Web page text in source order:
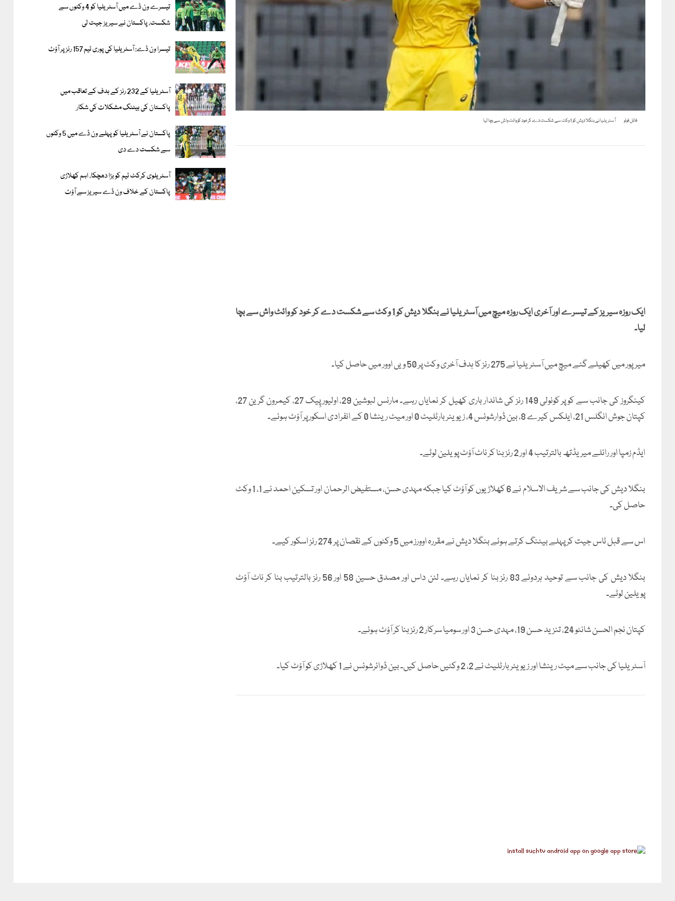
فائل فوٹو آسٹریلیا نے بنگلا دیش کو 1 وکٹ سے شکست دے کر خود کو وائٹ واش سے بچا لیا
ایک روزہ سیریز کے تیسرے اور آخری ایک روزہ میچ میں آسٹریلیا نے بنگلا دیش کو 1 وکٹ سے شکست دے کر خود کو وائٹ واش سے بچا
لیا۔
میرپور میں کھیلے گئے میچ میں آسٹریلیا نے 275 رنز کا ہدف آخری وکٹ پر 50 ویں اوور میں حاصل کیا۔
کینگروز کی جانب سے کوپر کونولی 149 رنز کی شاندار باری کھیل کر نمایاں رہے۔ مارنس لبوشین 29، اولیور پِیک 27، کیمرون گرین 27،
کپتان جوش انگلس 21، ایلکس کیرے 8، بین ڈوارشوئس 4، زیویئر بارٹلیٹ 0 اور میٹ رینشا 0 کے انفرادی اسکور پر آؤٹ ہوئے۔
ایڈم زمپا اور رائلے میریڈتھ بالترتیب 4 اور 2 رنز بنا کر ناٹ آؤٹ پویلین لوٹے۔
بنگلا دیش کی جانب سے شریف الاسلام نے 6 کھلاڑیوں کو آؤٹ کیا جبکہ مہدی حسن، مستفیض الرحمان اور تسکین احمد نے 1، 1 وکٹ
حاصل کی۔
اس سے قبل ٹاس جیت کر پہلے بیٹنگ کرتے ہوئے بنگلا دیش نے مقررہ اوورز میں 5 وکٹوں کے نقصان پر 274 رنز اسکور کیے۔
بنگلا دیش کی جانب سے توحید ہردوئے 83 رنز بنا کر نمایاں رہے۔ لٹن داس اور مصدق حسین 58 اور 56 رنز بالترتیب بنا کر ناٹ آؤٹ
پویلین لوٹے۔
کپتان نجم الحسن شانٹو 24، تنزید حسن 19، مہدی حسن 3 اور سومیا سرکار 2 رنز بنا کر آؤٹ ہوئے۔
آسٹریلیا کی جانب سے میٹ رینشا اور زیویئر بارٹلیٹ نے 2، 2 وکٹیں حاصل کیں۔ بین ڈوائرشوئس نے 1 کھلاڑی کو آؤٹ کیا۔
تیسرے ون ڈے میں آسٹریلیا کو 4 وکٹوں سے
شکست، پاکستان نے سیریز جیت لی
تیسرا ون ڈے: آسٹریلیا کی پوری ٹیم 157 رنز پر آؤٹ
آسٹریلیا کے 232 رنز کے ہدف کے تعاقب میں
پاکستان کی بیٹنگ مشکلات کی شکار
پاکستان نے آسٹریلیا کو پہلے ون ڈے میں 5 وکٹوں
سے شکست دے دی
آسٹریلوی کرکٹ ٹیم کو بڑا دھچکا، اہم کھلاڑی
پاکستان کے خلاف ون ڈے سیریز سے آؤٹ